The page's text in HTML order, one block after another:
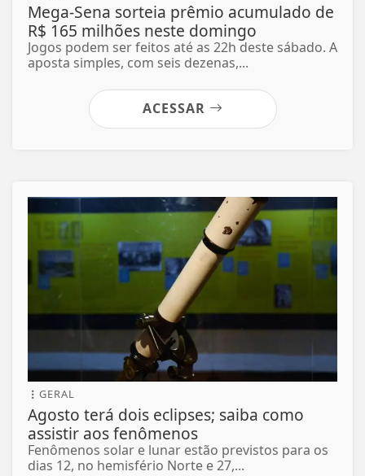
Mega-Sena sorteia prêmio acumulado de
R$ 165 milhões neste domingo
Jogos podem ser feitos até as 22h deste sábado. A
aposta simples, com seis dezenas,...
ACESSAR
GERAL
Agosto terá dois eclipses; saiba como
assistir aos fenômenos
Fenômenos solar e lunar estão previstos para os
dias 12, no hemisfério Norte e 27,...